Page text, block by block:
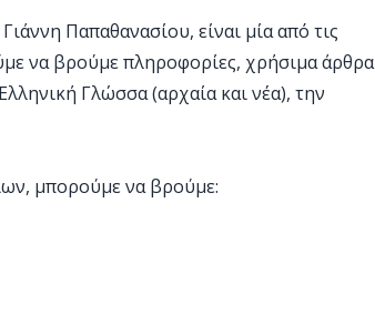
Παπαθανασίου, είναι μία από τις
να βρούμε πληροφορίες, χρήσιμα άρθρα
Γλώσσα (αρχαία και νέα), την
μπορούμε να βρούμε: